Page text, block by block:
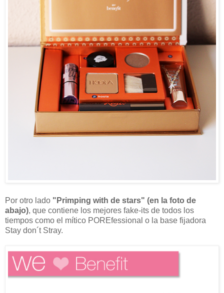
Por otro lado "Primping with de stars" (en la foto de
abajo), que contiene los mejores fake-its de todos los
tiempos como el mítico POREfessional o la base fijadora
Stay don´t Stray.